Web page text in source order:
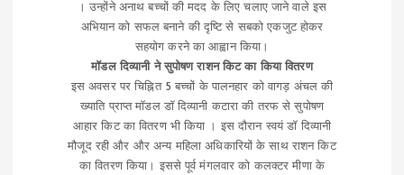
। उन्होंने अनाथ बच्चों की मदद के लिए चलाए जाने वाले इस
अभियान को सफल बनाने की दृष्टि से सबको एकजुट होकर
सहयोग करने का आह्वान किया।
मॉडल दिव्यानी ने सुपोषण राशन किट का किया वितरण
इस अवसर पर चिह्नित 5 बच्चों के पालनहार को वागड़ अंचल की
ख्याति प्राप्त मॉडल डॉ दिव्यानी कटारा की तरफ से सुपोषण
आहार किट का वितरण भी किया । इस दौरान स्वयं डॉ दिव्यानी
मौजूद रही और और अन्य महिला अधिकारियों के साथ राशन किट
का वितरण किया। इससे पूर्व मंगलवार को कलक्टर मीणा के